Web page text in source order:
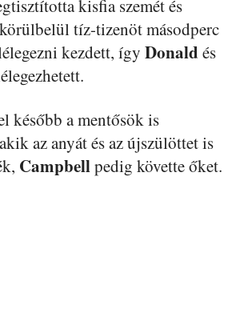
kisfia szemét és
tíz-tizenöt másodperc
kezdett, így Donald és
később a mentősök is
az anyát és az újszülöttet is
Campbellpedig követte őket.